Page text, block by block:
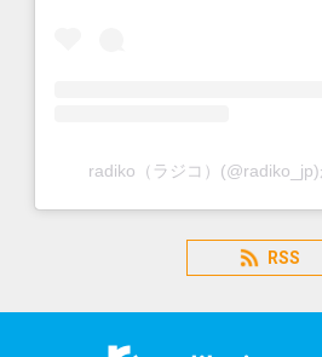
radiko（ラジコ）
RSS